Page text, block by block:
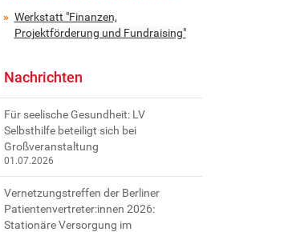
Werkstatt "Finanzen,
Projektförderung und Fundraising"
Nachrichten
Für seelische Gesundheit: LV
Selbsthilfe beteiligt sich bei
Großveranstaltung
01.07.2026
Vernetzungstreffen der Berliner
Patientenvertreter:innen 2026:
Stationäre Versorgung im